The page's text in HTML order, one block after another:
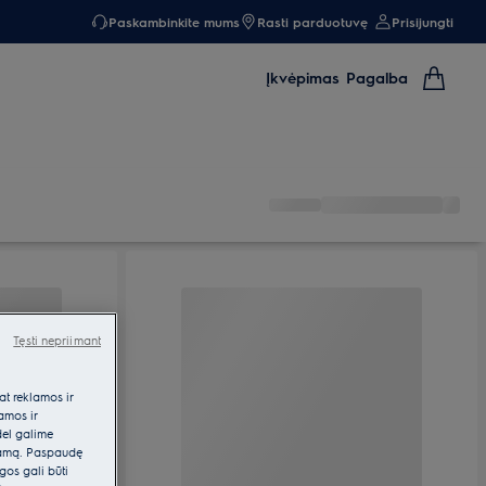
Paskambinkite mums Rasti parduotuvę Prisijungti
Įkvėpimas Pagalba
reklamos ir
ir
galime
Paspaudę
gali būti
Tęsti nepriimant